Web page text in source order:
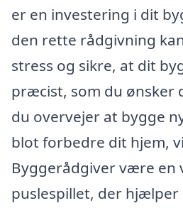
er en investering i dit
den rette rådgivning
stress og sikre, at dit
præcist, som du ønsker
du overvejer at bygge
blot forbedre dit hjem,
Byggerådgiver være en
puslespillet, der hjælper